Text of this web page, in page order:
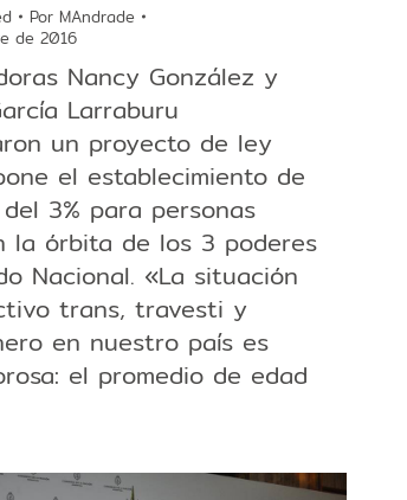
Por MAndrade
de 2016
Nancy González y
Larraburu
un proyecto de ley
el establecimiento de
3% para personas
la órbita de los 3 poderes
Nacional. «La situación
trans, travesti y
en nuestro país es
​el promedio de edad